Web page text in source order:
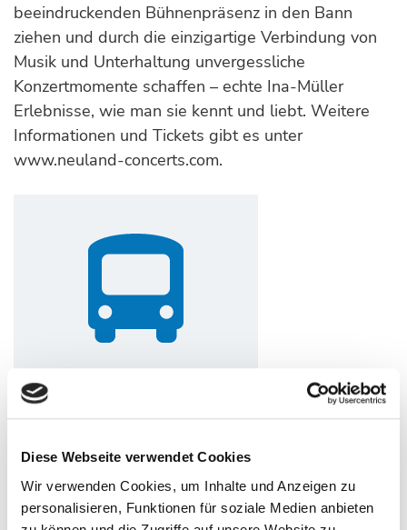
Diese Webseite verwendet Cookies
Wir verwenden Cookies, um Inhalte und Anzeigen zu
personalisieren, Funktionen für soziale Medien anbieten
beeindruckenden Bühnenpräsenz in den Bann
ziehen und durch die einzigartige Verbindung von
Musik und Unterhaltung unvergessliche
Konzertmomente schaffen – echte Ina-Müller
Erlebnisse, wie man sie kennt und liebt. Weitere
Informationen und Tickets gibt es unter
www.neuland-concerts.com.
SHUTTLE-SERVICE